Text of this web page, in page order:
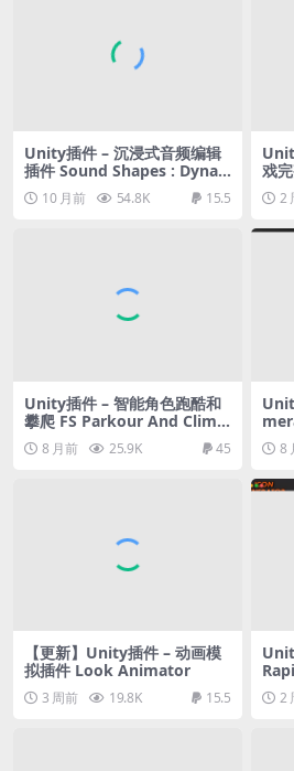
Unity插件 – 沉浸式音频编辑
插件 Sound Shapes : Dyna
mic Audio Areas
10 月前 54.8K 15.5
戏
2
Unity插件 – 智能角色跑酷和
攀爬 FS Parkour And Climbi
ng AI8 月前 25.9K 45
e +
8
【更新】Unity插件 – 动画模
拟插件 Look Animator
3 周前 19.8K 15.5 2